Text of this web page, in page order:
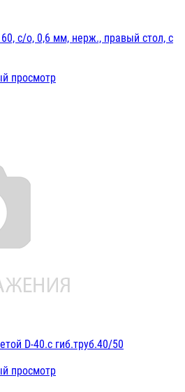
с/о, 0,6 мм, нерж., правый стол, с
просмотр
D-40.с гиб.труб.40/50
просмотр